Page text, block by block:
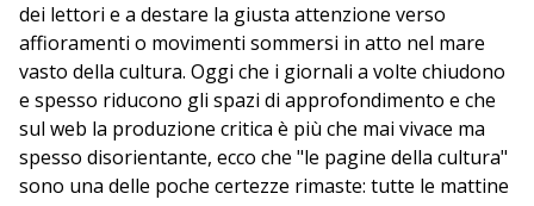
dei lettori e a destare la giusta attenzione verso
affioramenti o movimenti sommersi in atto nel mare
vasto della cultura. Oggi che i giornali a volte chiudono
e spesso riducono gli spazi di approfondimento e che
sul web la produzione critica è più che mai vivace ma
spesso disorientante, ecco che "le pagine della cultura"
sono una delle poche certezze rimaste: tutte le mattine